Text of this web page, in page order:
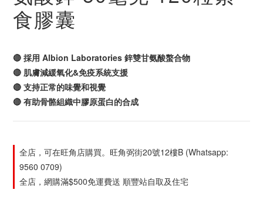
食膠囊
🔴 採用 Albion Laboratories 鋅雙甘氨酸螯合物
🔴 肌膚減緩氧化&免疫系統支援
🔴 支持正常的味覺和視覺
🔴 有助骨骼組織中膠原蛋白的合成
全店，可在旺角店購買。旺角弼街20號12樓B (Whatsapp:
9560 0709)
全店，網購滿$500免運費送 順豐站自取及住宅